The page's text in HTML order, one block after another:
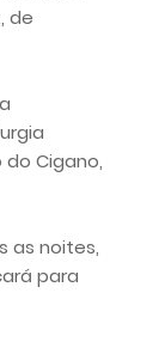
de
do Cigano,
as noites,
para